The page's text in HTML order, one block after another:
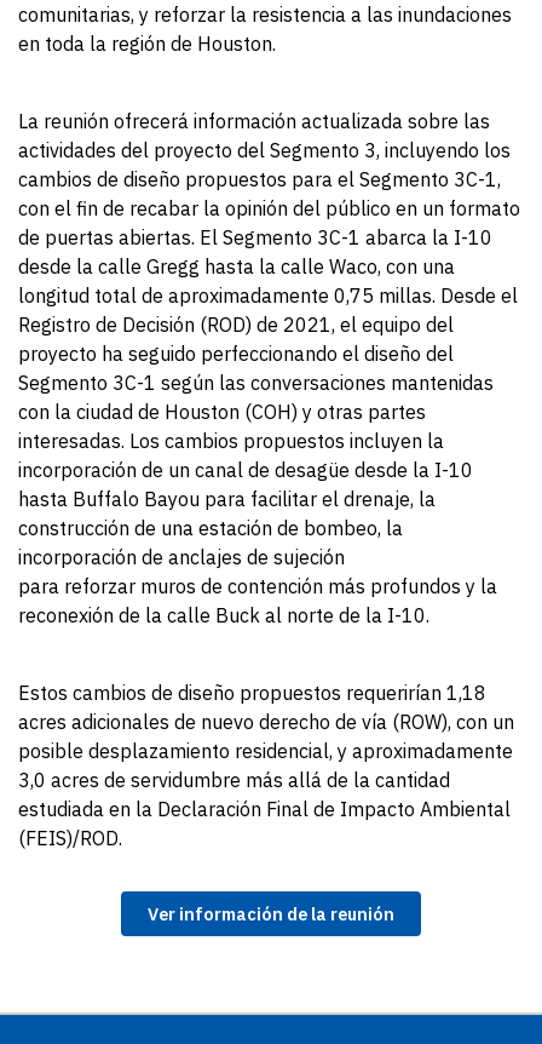
comunitarias, y reforzar la resistencia a las inundaciones
en toda la región de Houston.
La reunión ofrecerá información actualizada sobre las
actividades del proyecto del Segmento 3, incluyendo los
cambios de diseño propuestos para el Segmento 3C-1,
con el fin de recabar la opinión del público en un formato
de puertas abiertas. El Segmento 3C-1 abarca la I-10
desde la calle Gregg hasta la calle Waco, con una
longitud total de aproximadamente 0,75 millas. Desde el
Registro de Decisión (ROD) de 2021, el equipo del
proyecto ha seguido perfeccionando el diseño del
Segmento 3C-1 según las conversaciones mantenidas
con la ciudad de Houston (COH) y otras partes
interesadas. Los cambios propuestos incluyen la
incorporación de un canal de desagüe desde la I-10
hasta Buffalo Bayou para facilitar el drenaje, la
construcción de una estación de bombeo, la
incorporación de anclajes de sujeción
para reforzar muros de contención más profundos y la
reconexión de la calle Buck al norte de la I-10.
Estos cambios de diseño propuestos requerirían 1,18
acres adicionales de nuevo derecho de vía (ROW), con un
posible desplazamiento residencial, y aproximadamente
3,0 acres de servidumbre más allá de la cantidad
estudiada en la Declaración Final de Impacto Ambiental
(FEIS)/ROD.
Ver información de la reunión